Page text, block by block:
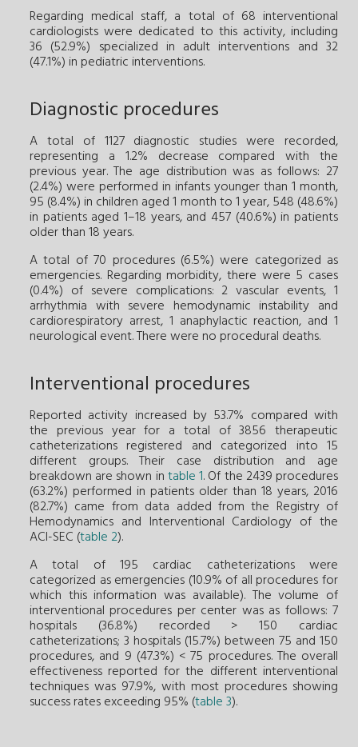
Regarding medical staff, a total of 68 interventional
cardiologists were dedicated to this activity, including
36 (52.9%) specialized in adult interventions and 32
(47.1%) in pediatric interventions.
Diagnostic procedures
A total of 1127 diagnostic studies were recorded,
representing a 1.2% decrease compared with the
previous year. The age distribution was as follows: 27
(2.4%) were performed in infants younger than 1 month,
95 (8.4%) in children aged 1 month to 1 year, 548 (48.6%)
in patients aged 1–18 years, and 457 (40.6%) in patients
older than 18 years.
A total of 70 procedures (6.5%) were categorized as
emergencies. Regarding morbidity, there were 5 cases
(0.4%) of severe complications: 2 vascular events, 1
arrhythmia with severe hemodynamic instability and
cardiorespiratory arrest, 1 anaphylactic reaction, and 1
neurological event. There were no procedural deaths.
Interventional procedures
Reported activity increased by 53.7% compared with
the previous year for a total of 3856 therapeutic
catheterizations registered and categorized into 15
different groups. Their case distribution and age
breakdown are shown intable 1. Of the 2439 procedures
(63.2%) performed in patients older than 18 years, 2016
(82.7%) came from data added from the Registry of
Hemodynamics and Interventional Cardiology of the
ACI-SEC (table 2).
A total of 195 cardiac catheterizations were
categorized as emergencies (10.9% of all procedures for
which this information was available). The volume of
interventional procedures per center was as follows: 7
hospitals (36.8%) recorded > 150 cardiac
catheterizations; 3 hospitals (15.7%) between 75 and 150
procedures, and 9 (47.3%) < 75 procedures. The overall
effectiveness reported for the different interventional
techniques was 97.9%, with most procedures showing
success rates exceeding 95% (table 3).